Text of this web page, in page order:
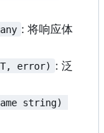
: 将响应体
error) : 泛
string)